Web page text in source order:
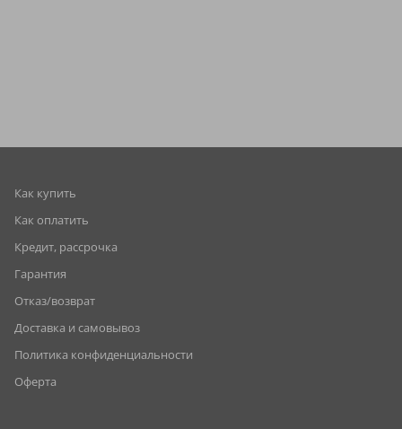
Как купить
Как оплатить
Кредит, рассрочка
Гарантия
Отказ/возврат
Доставка и самовывоз
Политика конфиденциальности
Оферта